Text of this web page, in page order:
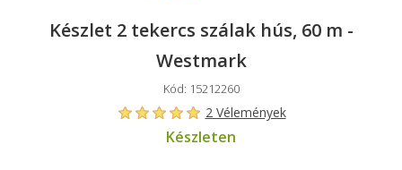
Készlet 2 tekercs szálak hús, 60 m -
Westmark
Kód: 15212260
2 Vélemények
Készleten